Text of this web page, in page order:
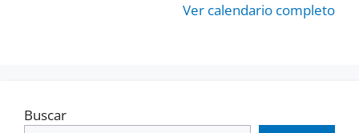
Ver calendario completo
Buscar